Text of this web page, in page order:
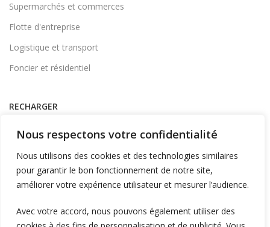
Nous respectons votre confidentialité
Nous utilisons des cookies et des technologies similaires
pour garantir le bon fonctionnement de notre site,
améliorer votre expérience utilisateur et mesurer l’audience.
Avec votre accord, nous pouvons également utiliser des
Supermarchés et commerces
Flotte d'entreprise
Logistique et transport
Foncier et résidentiel
RECHARGER
A Domicile
Télécharger l'application